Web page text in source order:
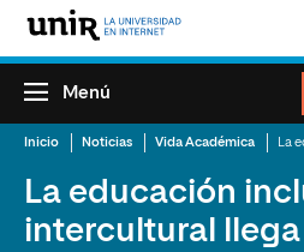
Menú
Inicio Noticias Vida Académica
La educación
intercultural llega